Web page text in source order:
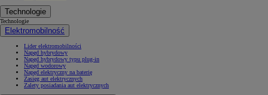
Technologie
Technologie
Elektromobilność
Lider elektromobilności
Napęd hybrydowy
Napęd hybrydowy typu plug-in
Napęd wodorowy
Napęd elektryczny na baterię
Zasięg aut elektrycznych
Zalety posiadania aut elektrycznych